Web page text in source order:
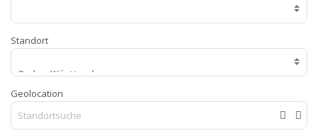
Standort
Geolocation